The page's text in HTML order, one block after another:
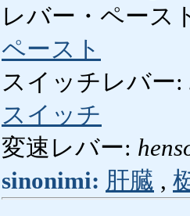
レバー・ペース
ペースト
スイッチレバー:
スイッチ
変速レバー:
sinonimi: 肝臓 ,